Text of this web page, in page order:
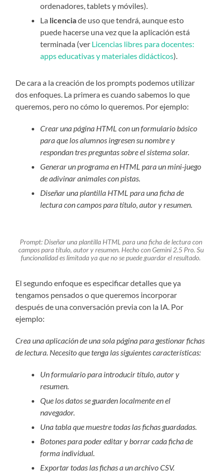
ordenadores, tablets y móviles).
La licenciade uso que tendrá, aunque esto
puede hacerse una vez que la aplicación está
terminada (ver Licencias libres para docentes:
apps educativas y materiales didácticos).
De cara a la creación de los prompts podemos utilizar
dos enfoques. La primera es cuando sabemos lo que
queremos, pero no cómo lo queremos. Por ejemplo:
Crear una página HTML con un formulario básico
para que los alumnos ingresen su nombre y
respondan tres preguntas sobre el sistema solar.
Generar un programa en HTML para un mini-juego
de adivinar animales con pistas.
Diseñar una plantilla HTML para una ficha de
lectura con campos para título, autor y resumen.
Prompt:Diseñar una plantilla HTML para una ficha de lectura con
campos para título, autor y resumen. Hecho con Gemini 2.5 Pro. Su
funcionalidad es limitada ya que no se puede guardar el resultado.
El segundo enfoque es especificar detalles que ya
tengamos pensados o que queremos incorporar
después de una conversación previa con la IA. Por
ejemplo:
Crea una aplicación de una sola página para gestionar fichas
de lectura. Necesito que tenga las siguientes características:
Un formulario para introducir título, autor y
resumen.
Que los datos se guarden localmente en el
navegador.
Una tabla que muestre todas las fichas guardadas.
Botones para poder editar y borrar cada ficha de
forma individual.
Exportar todas las fichas a un archivo CSV.